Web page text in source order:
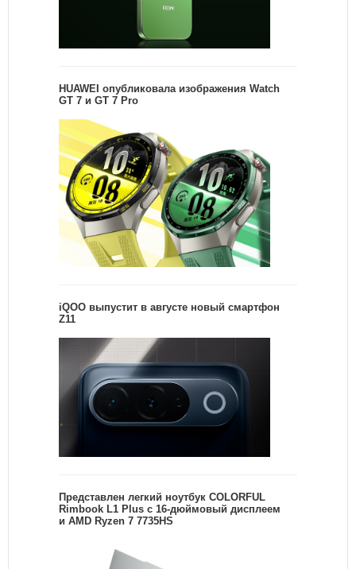
HUAWEI опубликовала изображения Watch
GT 7 и GT 7 Pro
iQOO выпустит в августе новый смартфон
Z11
Представлен легкий ноутбук COLORFUL
Rimbook L1 Plus с 16-дюймовый дисплеем
и AMD Ryzen 7 7735HS